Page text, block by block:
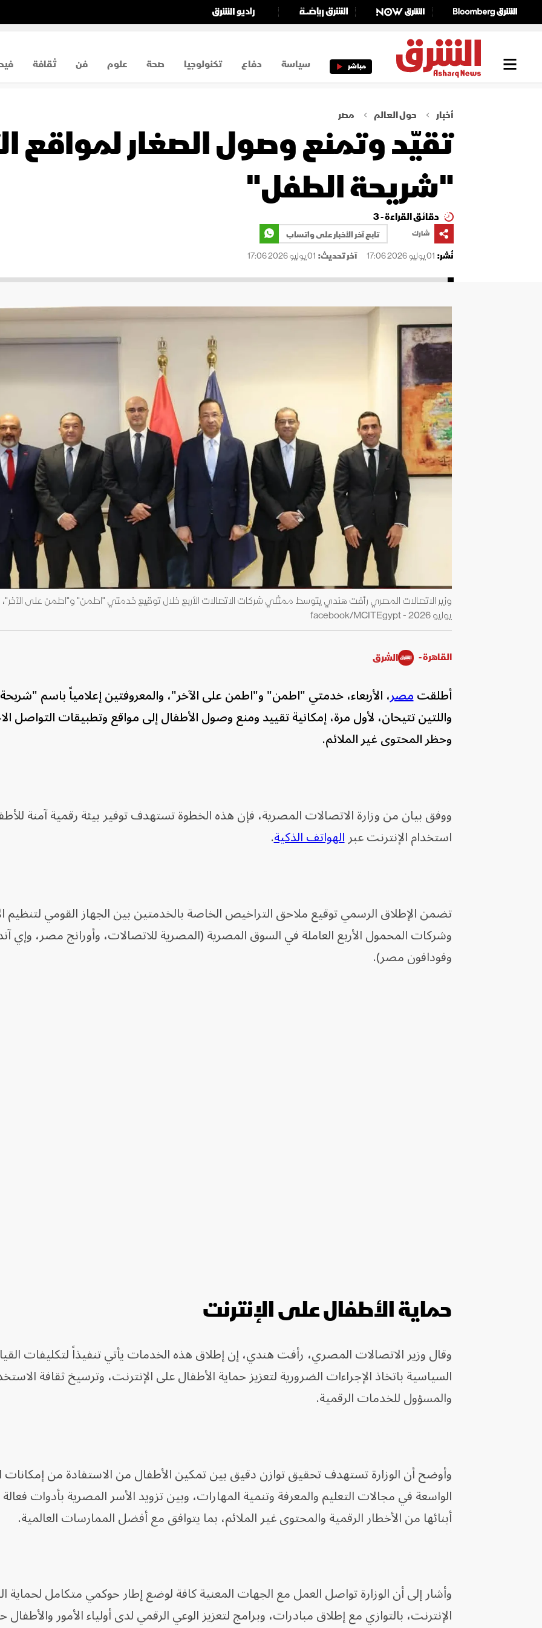
مباشر سياسة دفاع تكنولوجيا صحة علوم فن ثقافة
أخبار حول العالم مصر
تقيّد وتمنع وصول الصغار لمواقع
"شريحة الطفل"
دقائق القراءة - 3
شارك
تابع آخر الأخبار على واتساب
نُشر: 01 يوليو 2026 17:06 آخر تحديث: 01 يوليو 2026 17:06
يوليو 2026 - facebook/MCITEgypt
القاهرة - الشرق
أطلقتمصر، الأربعاء، خدمتي "اطمن" و"اطمن على الآخر"، والمعروفتين إعلامياً باسم
واللتين تتيحان، لأول مرة، إمكانية تقييد ومنع وصول الأطفال إلى مواقع وتطبيقات التواصل
وحظر المحتوى غير الملائم.
ووفق بيان من وزارة الاتصالات المصرية، فإن هذه الخطوة تستهدف توفير بيئة رقمية آمنة
استخدام الإنترنت عبرالهواتف الذكية.
تضمن الإطلاق الرسمي توقيع ملاحق التراخيص الخاصة بالخدمتين بين الجهاز القومي لتنظيم
وشركات المحمول الأربع العاملة في السوق المصرية (المصرية للاتصالات، وأورانج مصر، وإي
وفودافون مصر).
حماية الأطفال على الإنترنت
وقال وزير الاتصالات المصري، رأفت هندي، إن إطلاق هذه الخدمات يأتي تنفيذاً لتكليفات
السياسية باتخاذ الإجراءات الضرورية لتعزيز حماية الأطفال على الإنترنت، وترسيخ ثقافة
والمسؤول للخدمات الرقمية.
وأوضح أن الوزارة تستهدف تحقيق توازن دقيق بين تمكين الأطفال من الاستفادة من إمكانات
الواسعة في مجالات التعليم والمعرفة وتنمية المهارات، وبين تزويد الأسر المصرية بأدوات
أبنائها من الأخطار الرقمية والمحتوى غير الملائم، بما يتوافق مع أفضل الممارسات العالمية.
وأشار إلى أن الوزارة تواصل العمل مع الجهات المعنية كافة لوضع إطار حوكمي متكامل
الإنترنت، بالتوازي مع إطلاق مبادرات، وبرامج لتعزيز الوعي الرقمي لدى أولياء الأمور